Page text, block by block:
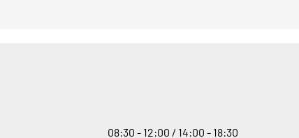
08:30 - 12:00 / 14:00 - 18:30